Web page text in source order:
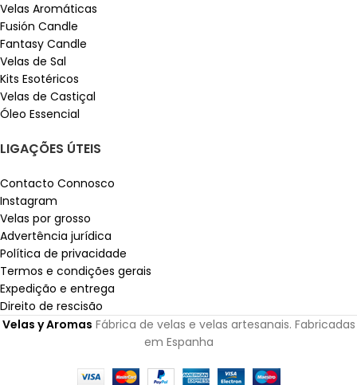
Velas Aromáticas
Fusión Candle
Fantasy Candle
Velas de Sal
Kits Esotéricos
Velas de Castiçal
Óleo Essencial
LIGAÇÕES ÚTEIS
Contacto Connosco
Instagram
Velas por grosso
Advertência jurídica
Política de privacidade
Termos e condições gerais
Expedição e entrega
Direito de rescisão
Velas y Aromas Fábrica de velas e velas artesanais. Fabricadas
em Espanha